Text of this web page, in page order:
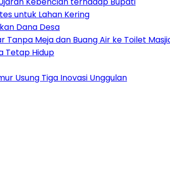
untuk Lahan Kering
Dana Desa
Tanpa Meja dan Buang Air ke Toilet
Tetap Hidup
Usung Tiga Inovasi Unggulan